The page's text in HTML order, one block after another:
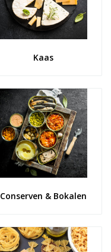
Kaas
Conserven & Bokalen